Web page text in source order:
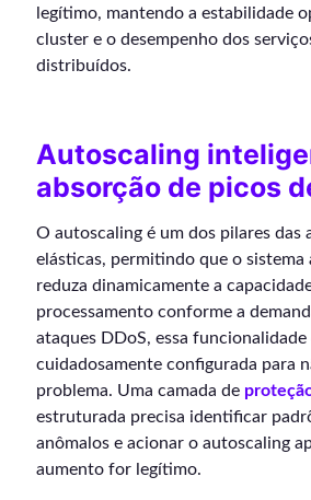
legítimo, mantendo a estabilidade
cluster e o desempenho dos
distribuídos.
Autoscaling
absorção de picos
O autoscaling é um dos pilares das
elásticas, permitindo que o sistema
reduza dinamicamente a
processamento conforme a
ataques DDoS, essa funcionalidade
cuidadosamente configurada para
problema. Uma camada de
estruturada precisa identificar
anômalos e acionar o autoscaling
aumento for legítimo.